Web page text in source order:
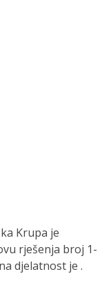
Krupa je
rješenja broj 1-
djelatnost je .